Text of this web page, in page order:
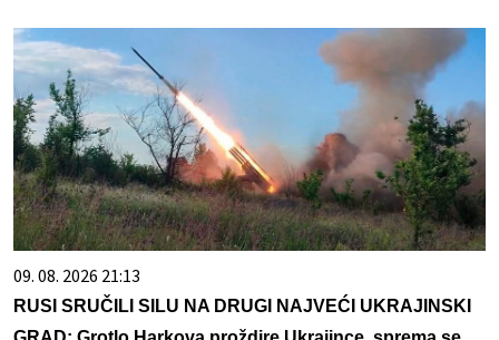
09. 08. 2026 21:13
RUSI SRUČILI SILU NA DRUGI NAJVEĆI UKRAJINSKI